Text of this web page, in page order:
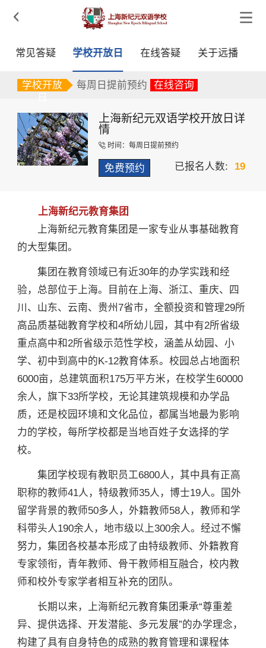

常见答疑 学校开放日 在线答疑 关于远播
学校开放
每周日提前预约 在线咨询
每周日提前预约
在线咨询
上海新纪元双语学校开放日详
情
 时间：每周日提前预约
已报名人数: 19
免费预约
上海新纪元教育集团
上海新纪元教育集团是一家专业从事基础教育
的大型集团。
集团在教育领域已有近30年的办学实践和经
验，总部位于上海。目前在上海、浙江、重庆、四
川、山东、云南、贵州7省市，全额投资和管理29所
高品质基础教育学校和4所幼儿园，其中有2所省级
重点高中和2所省级示范性学校，涵盖从幼园、小
学、初中到高中的K-12教育体系。校园总占地面积
6000亩，总建筑面积175万平方米，在校学生60000
余人，旗下33所学校，无论其建筑规模和办学品
质，还是校园环境和文化品位，都属当地最为影响
力的学校，每所学校都是当地百姓子女选择的学
校。
集团学校现有教职员工6800人，其中具有正高
职称的教师41人，特级教师35人，博士19人。国外
留学背景的教师50多人，外籍教师58人，教师和学
科带头人190余人，地市级以上300余人。经过不懈
努力，集团各校基本形成了由特级教师、外籍教育
专家领衔，青年教师、骨干教师相互融合，校内教
师和校外专家学者相互补充的团队。
长期以来，上海新纪元教育集团秉承“尊重差
异、提供选择、开发潜能、多元发展”的办学理念，
构建了具有自身特色的成熟的教育管理和课程体